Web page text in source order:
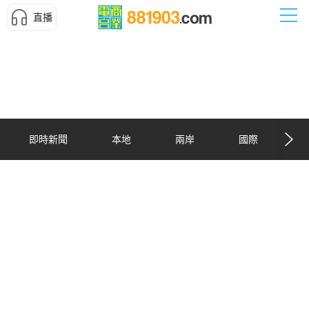
直播
即時新聞 本地 兩岸 國際